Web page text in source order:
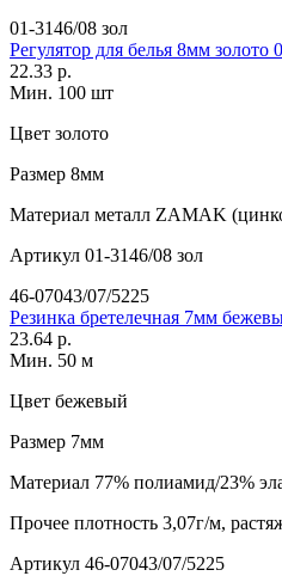
01-3146/08 зол
Регулятор для белья 8мм золото
22.33 р.
Мин. 100 шт
Цвет золото
Размер 8мм
Материал металл ZAMAK
Артикул 01-3146/08 зол
46-07043/07/5225
Резинка бретелечная 7мм
23.64 р.
Мин. 50 м
Цвет бежевый
Размер 7мм
Материал 77% полиамид/23%
Прочее плотность 3,07г/м,
Артикул 46-07043/07/5225